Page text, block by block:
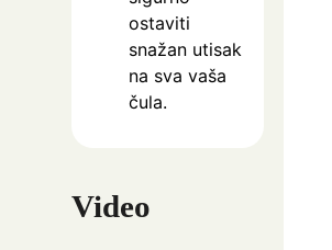
ostaviti
snažan utisak
na sva vaša
čula.
Video